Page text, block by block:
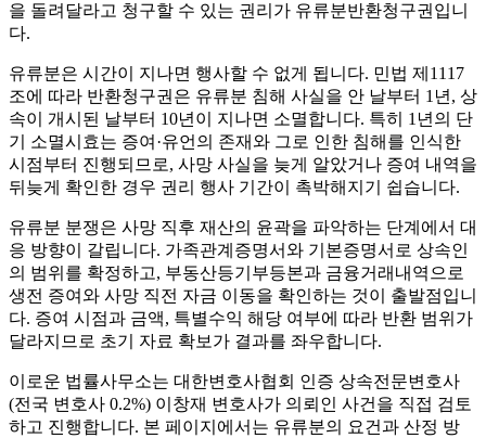
을 돌려달라고 청구할 수 있는 권리가 유류분반환청구권입니
다.
유류분은 시간이 지나면 행사할 수 없게 됩니다. 민법 제1117
조에 따라 반환청구권은 유류분 침해 사실을 안 날부터 1년, 상
속이 개시된 날부터 10년이 지나면 소멸합니다. 특히 1년의 단
기 소멸시효는 증여·유언의 존재와 그로 인한 침해를 인식한
시점부터 진행되므로, 사망 사실을 늦게 알았거나 증여 내역을
뒤늦게 확인한 경우 권리 행사 기간이 촉박해지기 쉽습니다.
유류분 분쟁은 사망 직후 재산의 윤곽을 파악하는 단계에서 대
응 방향이 갈립니다. 가족관계증명서와 기본증명서로 상속인
의 범위를 확정하고, 부동산등기부등본과 금융거래내역으로
생전 증여와 사망 직전 자금 이동을 확인하는 것이 출발점입니
다. 증여 시점과 금액, 특별수익 해당 여부에 따라 반환 범위가
달라지므로 초기 자료 확보가 결과를 좌우합니다.
이로운 법률사무소는 대한변호사협회 인증 상속전문변호사
(전국 변호사 0.2%) 이창재 변호사가 의뢰인 사건을 직접 검토
하고 진행합니다. 본 페이지에서는 유류분의 요건과 산정 방